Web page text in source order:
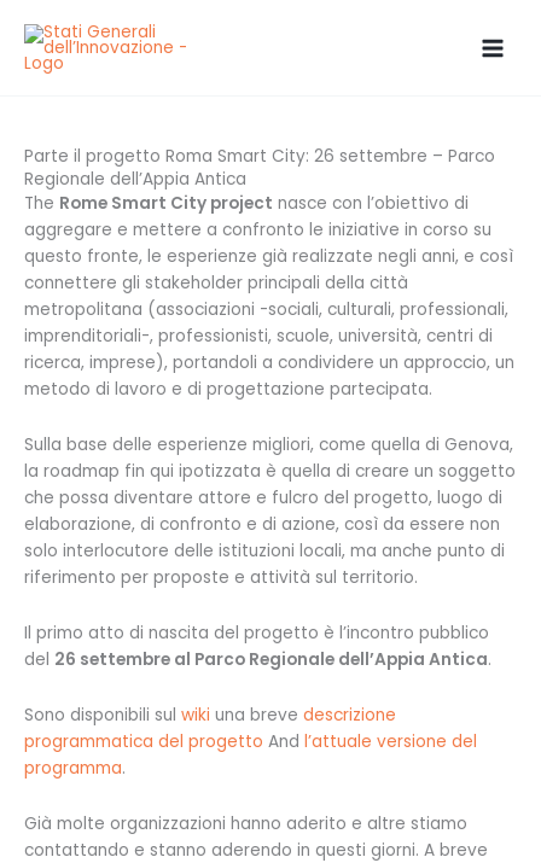
content
Parte il progetto Roma Smart City: 26 settembre – Parco
Regionale dell’Appia Antica
The Rome Smart City project nasce con l’obiettivo di
aggregare e mettere a confronto le iniziative in corso su
questo fronte, le esperienze già realizzate negli anni, e così
connettere gli stakeholder principali della città
metropolitana (associazioni -sociali, culturali, professionali,
imprenditoriali-, professionisti, scuole, università, centri di
ricerca, imprese), portandoli a condividere un approccio, un
metodo di lavoro e di progettazione partecipata.
Sulla base delle esperienze migliori, come quella di Genova,
la roadmap fin qui ipotizzata è quella di creare un soggetto
che possa diventare attore e fulcro del progetto, luogo di
elaborazione, di confronto e di azione, così da essere non
solo interlocutore delle istituzioni locali, ma anche punto di
riferimento per proposte e attività sul territorio.
Il primo atto di nascita del progetto è l’incontro pubblico
del 26 settembre al Parco Regionale dell’Appia Antica.
Sono disponibili sul wiki una breve descrizione
programmatica del progetto And l’attuale versione del
programma.
Già molte organizzazioni hanno aderito e altre stiamo
contattando e stanno aderendo in questi giorni. A breve